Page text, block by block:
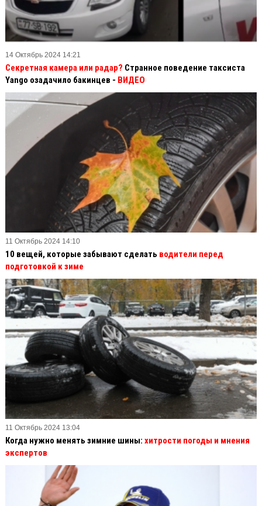
14 Октябрь 2024 14:21
Секретная камера или радар? Странное поведение таксиста
Yango озадачило бакинцев - ВИДЕО
11 Октябрь 2024 14:10
10 вещей, которые забывают сделать водители перед
подготовкой к зиме
11 Октябрь 2024 13:04
Когда нужно менять зимние шины: хитрости погоды и мнения
экспертов